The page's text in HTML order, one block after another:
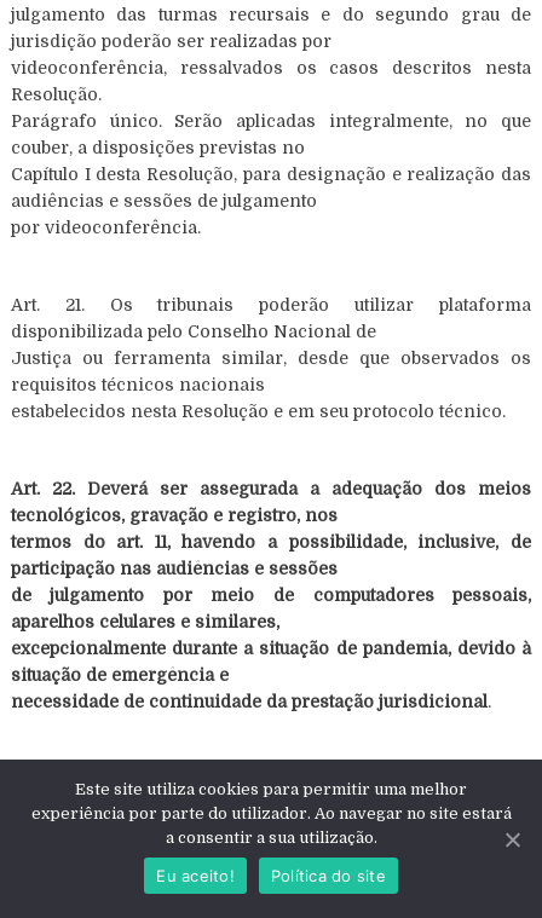
julgamento das turmas recursais e do segundo grau de
jurisdição poderão ser realizadas por
videoconferência, ressalvados os casos descritos nesta
Resolução.
Parágrafo único. Serão aplicadas integralmente, no que
couber, a disposições previstas no
Capítulo I desta Resolução, para designação e realização das
audiências e sessões de julgamento
por videoconferência.
Art. 21. Os tribunais poderão utilizar plataforma
disponibilizada pelo Conselho Nacional de
Justiça ou ferramenta similar, desde que observados os
requisitos técnicos nacionais
estabelecidos nesta Resolução e em seu protocolo técnico.
Art. 22. Deverá ser assegurada a adequação dos meios
tecnológicos, gravação e registro, nos
termos do art. 11, havendo a possibilidade, inclusive, de
participação nas audiências e sessões
de julgamento por meio de computadores pessoais,
aparelhos celulares e similares,
excepcionalmente durante a situação de pandemia, devido à
situação de emergência e
necessidade de continuidade da prestação jurisdicional.
Art. 23. As sessões de julgamento eletrônicas poderão ser
realizadas a critério do órgão julgador,
por meio de videoconferência, facultando-se a realização de
sustentação oral, asseguradas a
publicidade dos atos e demais prerrogativas processuais.
Este site utiliza cookies para permitir uma melhor
experiência por parte do utilizador. Ao navegar no site estará
a consentir a sua utilização.
Eu aceito! Política do site